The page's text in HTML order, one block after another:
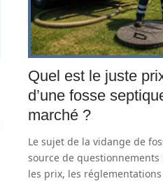
Quel est le juste
d’une fosse
marché ?
Le sujet de la vidange de
source de
les prix, les